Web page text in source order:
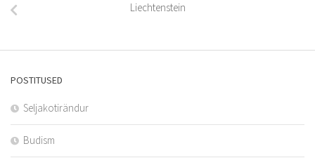
Liechtenstein
POSTITUSED
Seljakotirändur
Budism